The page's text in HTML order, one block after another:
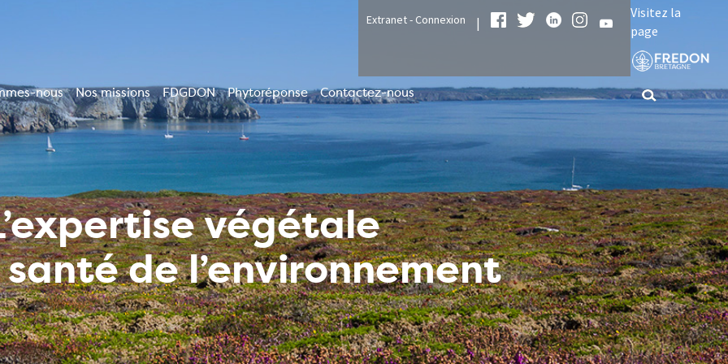
Extranet - Connexion |
Visitez la
page
nous Nos missions FDGDON Phytoréponse Contactez-nous
végétale
de l’environnement